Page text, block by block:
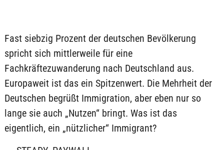
Fast siebzig Prozent der deutschen Bevölkerung
spricht sich mittlerweile für eine
Fachkräftezuwanderung nach Deutschland aus.
Europaweit ist das ein Spitzenwert. Die Mehrheit der
Deutschen begrüßt Immigration, aber eben nur so
lange sie auch „Nutzen“ bringt. Was ist das
eigentlich, ein „nützlicher“ Immigrant?